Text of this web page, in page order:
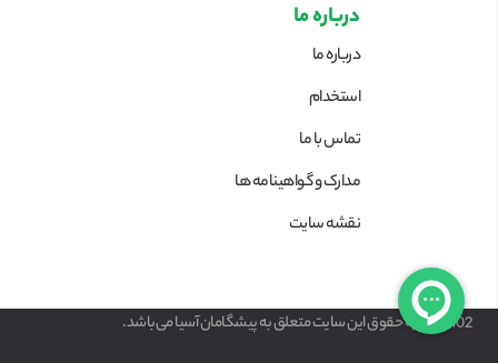
درباره ما
درباره ما
استخدام
تماس با ما
مدارک و گواهینامه ها
نقشه سایت
1402 © کلیه حقوق این سایت متعلق به پیشگامان آسیا می‌باشد.